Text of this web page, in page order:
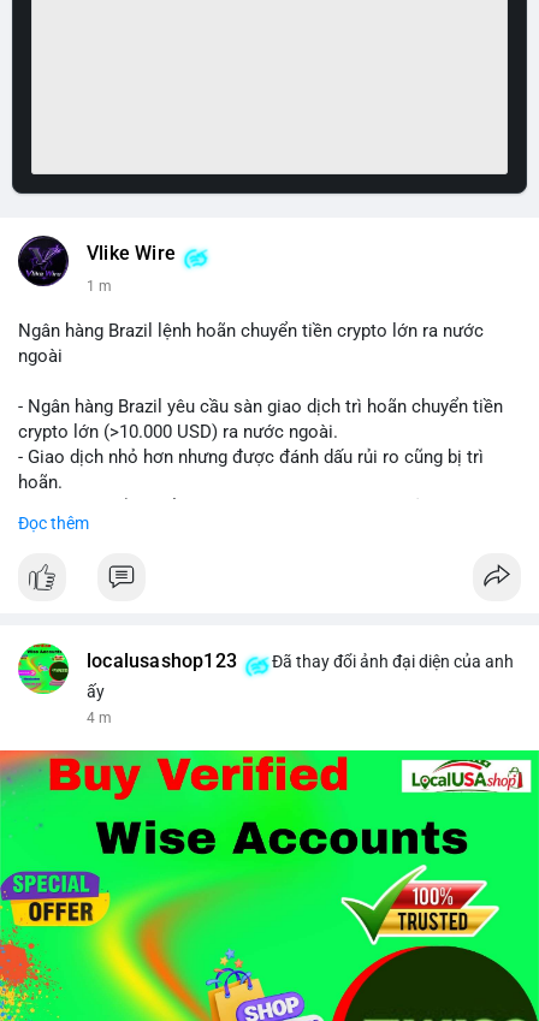
Vlike Wire
1 m
Ngân hàng Brazil lệnh hoãn chuyển tiền crypto lớn ra nước
ngoài
- Ngân hàng Brazil yêu cầu sàn giao dịch trì hoãn chuyển tiền
crypto lớn (>10.000 USD) ra nước ngoài.
- Giao dịch nhỏ hơn nhưng được đánh dấu rủi ro cũng bị trì
hoãn.
#vlikevn #titanbot
📰 Nguồn: CoinDesk
Đọc thêm
localusashop123
Đã thay đổi ảnh đại diện của anh
ấy
4 m